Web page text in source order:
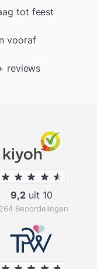
tot feest
vooraf
reviews
9,2 uit 10
Beoordelingen